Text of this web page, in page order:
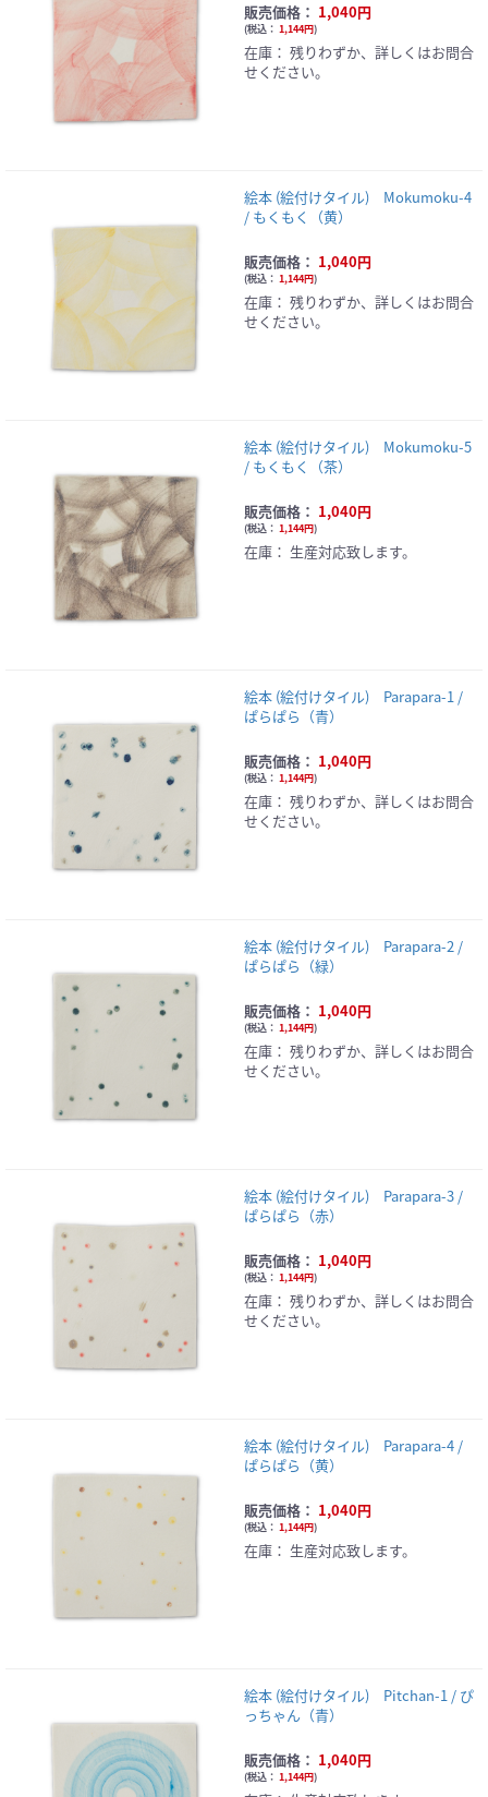
販売価格： 1,040円
(税込： 1,144円)
在庫： 残りわずか、詳しくはお問合
せください。
絵本 (絵付けタイル) Mokumoku-4
/ もくもく（黄）
販売価格： 1,040円
(税込： 1,144円)
在庫： 残りわずか、詳しくはお問合
せください。
絵本 (絵付けタイル) Mokumoku-5
/ もくもく（茶）
販売価格： 1,040円
(税込： 1,144円)
在庫： 生産対応致します。
絵本 (絵付けタイル) Parapara-1 /
ぱらぱら（青）
販売価格： 1,040円
(税込： 1,144円)
在庫： 残りわずか、詳しくはお問合
せください。
絵本 (絵付けタイル) Parapara-2 /
ぱらぱら（緑）
販売価格： 1,040円
(税込： 1,144円)
在庫： 残りわずか、詳しくはお問合
せください。
絵本 (絵付けタイル) Parapara-3 /
ぱらぱら（赤）
販売価格： 1,040円
(税込： 1,144円)
在庫： 残りわずか、詳しくはお問合
せください。
絵本 (絵付けタイル) Parapara-4 /
ぱらぱら（黄）
販売価格： 1,040円
(税込： 1,144円)
在庫： 生産対応致します。
絵本 (絵付けタイル) Pitchan-1 / ぴ
っちゃん（青）
販売価格： 1,040円
(税込： 1,144円)